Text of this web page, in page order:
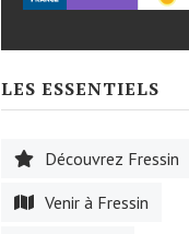
LES ESSENTIELS
Découvrez Fressin
Venir à Fressin